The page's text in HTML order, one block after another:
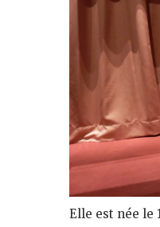
Elle est née le